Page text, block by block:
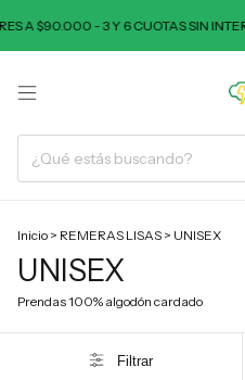
- 3 Y 6 CUOTAS SIN INTERÉS
Inicio > REMERAS LISAS > UNISEX
UNISEX
Prendas 100% algodón cardado
Filtrar